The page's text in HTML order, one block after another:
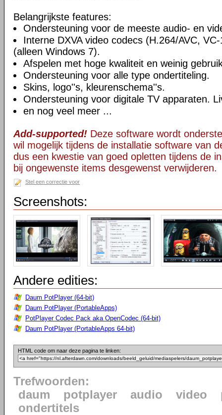
Belangrijkste features:
Ondersteuning voor de meeste audio- en
Interne DXVA video codecs (H.264/AVC,
(alleen Windows 7).
Afspelen met hoge kwaliteit en weinig
Ondersteuning voor alle type ondertiteling.
Skins, logo''s, kleurenschema''s.
Ondersteuning voor digitale TV apparaten.
en nog veel meer ...
Add-supported! Deze software wordt
wil mogelijk tijdens de installatie software van
dus een kwestie van goed opletten tijdens de
bij ongewenste items desgewenst verwijderen.
Stel een correctie voor
Screenshots:
Andere edities:
Daum PotPlayer (64-bit)
Daum PotPlayer (PortableApps)
PotPlayer Codec Pack aka OpenCodec (64-bit)
Daum PotPlayer (PortableApps 64-bit)
HTML code om naar deze pagina te linken:
Trefwoorden:
daum
potplayer audio video
ondertitels